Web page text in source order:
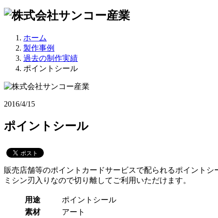
ホーム
製作事例
過去の制作実績
ポイントシール
2016/4/15
ポイントシール
販売店舗等のポイントカードサービスで配られるポイントシ
ミシン刃入りなので切り離してご利用いただけます。
用途
ポイントシール
素材
アート